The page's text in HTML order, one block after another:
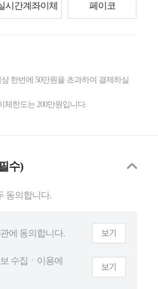
시간계좌이체 페이코
한번에 50만원을 초과하여 결제하실
체한도는 200만원입니다.
수)
동의합니다.
에 동의합니다. 보기
수집ㆍ이용에
보기